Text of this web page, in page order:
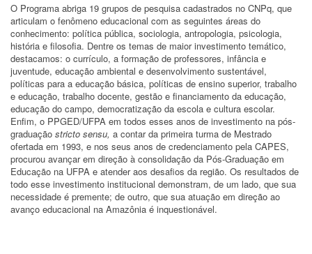
O Programa abriga 19 grupos de pesquisa cadastrados no CNPq, que
articulam o fenômeno educacional com as seguintes áreas do
conhecimento: política pública, sociologia, antropologia, psicologia,
história e filosofia. Dentre os temas de maior investimento temático,
destacamos: o currículo, a formação de professores, infância e
juventude, educação ambiental e desenvolvimento sustentável,
políticas para a educação básica, políticas de ensino superior, trabalho
e educação, trabalho docente, gestão e financiamento da educação,
educação do campo, democratização da escola e cultura escolar.
Enfim, o PPGED/UFPA em todos esses anos de investimento na pós-
graduação stricto sensu, a contar da primeira turma de Mestrado
ofertada em 1993, e nos seus anos de credenciamento pela CAPES,
procurou avançar em direção à consolidação da Pós-Graduação em
Educação na UFPA e atender aos desafios da região. Os resultados de
todo esse investimento institucional demonstram, de um lado, que sua
necessidade é premente; de outro, que sua atuação em direção ao
avanço educacional na Amazônia é inquestionável.